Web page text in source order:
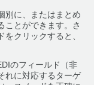
別に、またはまとめ
ことができます。さ
クリックすると、
のフィールド（非
れに対応するターゲ